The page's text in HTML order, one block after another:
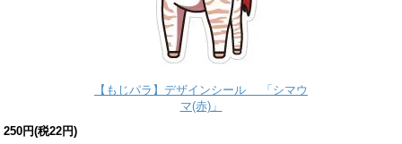
【もじパラ】デザインシール 「シマウ
マ(赤)」
250円(税22円)